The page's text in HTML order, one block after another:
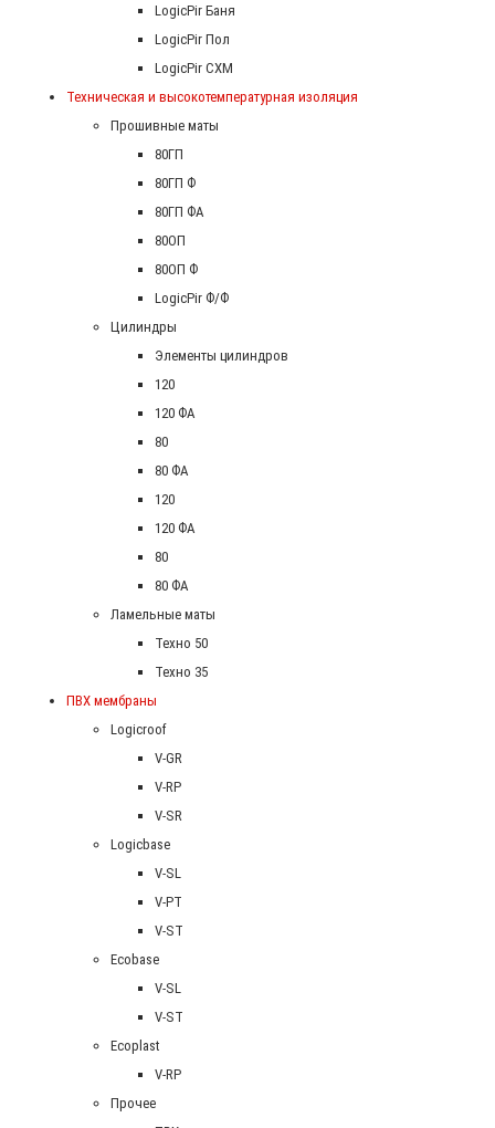
LogicPir Баня
LogicPir Пол
LogicPir СХМ
Техническая и высокотемпературная изоляция
Прошивные маты
80ГП
80ГП Ф
80ГП ФА
80ОП
80ОП Ф
LogicPir Ф/Ф
Цилиндры
Элементы цилиндров
120
120 ФА
80
80 ФА
120
120 ФА
80
80 ФА
Ламельные маты
Техно 50
Техно 35
ПВХ мембраны
Logicroof
V-GR
V-RP
V-SR
Logicbase
V-SL
V-PT
V-ST
Ecobase
V-SL
V-ST
Ecoplast
V-RP
Прочее